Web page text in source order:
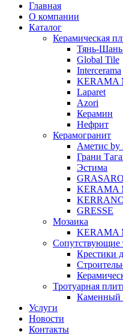
Главная
О компании
Каталог
Керамическая
Тянь-
Global Tile
Intercerama
KERAMA
Laparet
Аzori
Керамин
Нефрит
Керамогранит
Аметис by
Грани
Эстима
GRASARO
KERAMA
GRESSE
Мозаика
KERAMA
Сопутствующие
Крестики
Тротуарная
Каменный
Услуги
Новости
Контакты